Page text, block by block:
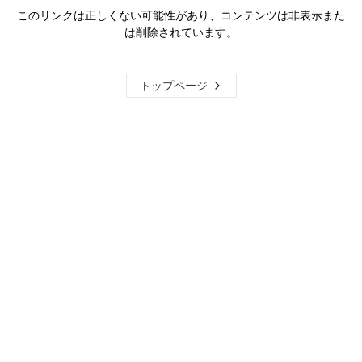
このリンクは正しくない可能性があり、コンテンツは非表示また
は削除されています。
トップページ